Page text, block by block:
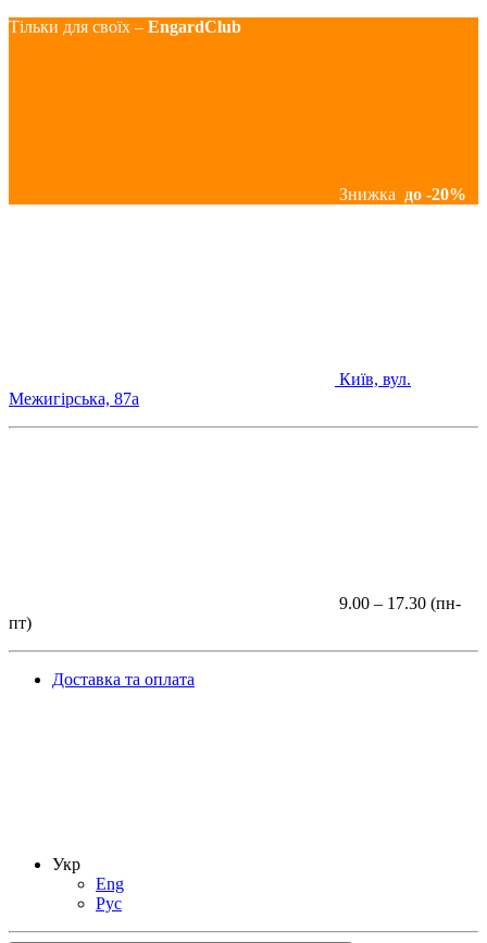
Тільки для своїх – EngardClub
Знижка до -20%
Київ, вул.
Межигірська, 87а
9.00 – 17.30 (пн-
пт)
Доставка та оплата
Укр
Eng
Рус